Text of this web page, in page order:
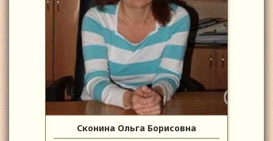
Сконина Ольга Борисовна